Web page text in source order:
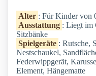
Alter : Für Kinder von
Ausstattung : Liegt im
Sitzbänke
Spielgeräte : Rutsche,
Nestschaukel,
Federwippgerät,
Element, Hängematte